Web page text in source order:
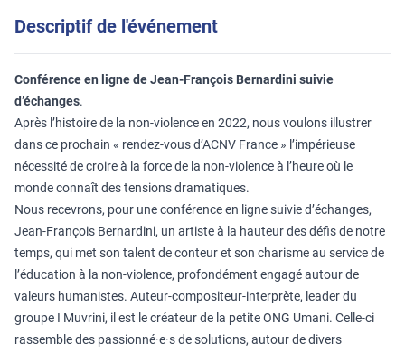
Descriptif de l'événement
Conférence en ligne de Jean-François Bernardini suivie
d’échanges.
Après l’histoire de la non-violence en 2022, nous voulons illustrer
dans ce prochain « rendez-vous d’ACNV France » l’impérieuse
nécessité de croire à la force de la non-violence à l’heure où le
monde connaît des tensions dramatiques.
Nous recevrons, pour une conférence en ligne suivie d’échanges,
Jean-François Bernardini, un artiste à la hauteur des défis de notre
temps, qui met son talent de conteur et son charisme au service de
l’éducation à la non-violence, profondément engagé autour de
valeurs humanistes. Auteur-compositeur-interprète, leader du
groupe I Muvrini, il est le créateur de la petite ONG Umani. Celle-ci
rassemble des passionné·e·s de solutions, autour de divers